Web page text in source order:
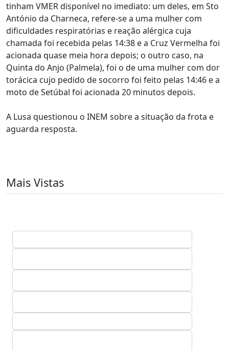
tinham VMER disponível no imediato: um deles, em Sto
António da Charneca, refere-se a uma mulher com
dificuldades respiratórias e reação alérgica cuja
chamada foi recebida pelas 14:38 e a Cruz Vermelha foi
acionada quase meia hora depois; o outro caso, na
Quinta do Anjo (Palmela), foi o de uma mulher com dor
torácica cujo pedido de socorro foi feito pelas 14:46 e a
moto de Setúbal foi acionada 20 minutos depois.
A Lusa questionou o INEM sobre a situação da frota e
aguarda resposta.
Mais Vistas